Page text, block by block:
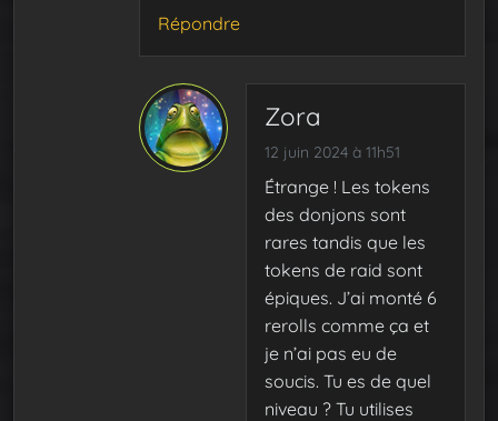
Répondre
Zora
12 juin 2024 à 11h51
Étrange ! Les tokens
des donjons sont
rares tandis que les
tokens de raid sont
épiques. J’ai monté 6
rerolls comme ça et
je n’ai pas eu de
soucis. Tu es de quel
niveau ? Tu utilises